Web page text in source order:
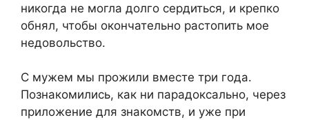
никогда не могла долго сердиться, и крепко
обнял, чтобы окончательно растопить мое
недовольство.
С мужем мы прожили вместе три года.
Познакомились, как ни парадоксально, через
приложение для знакомств, и уже при